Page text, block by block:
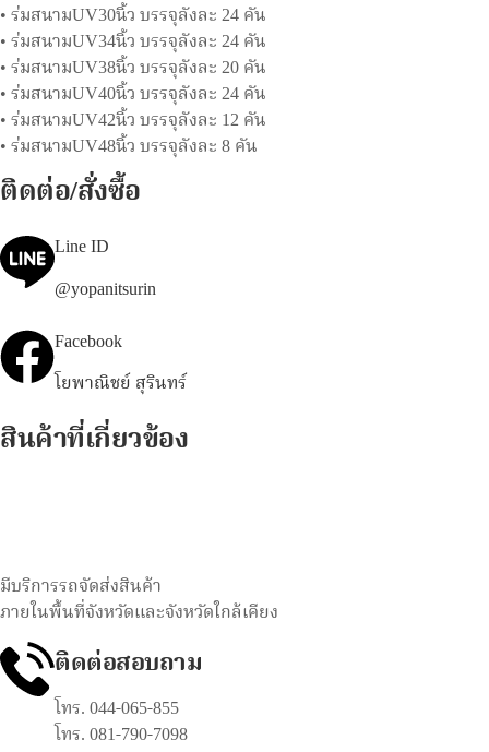
• ร่มสนามUV30นิ้ว บรรจุลังละ 24 คัน
• ร่มสนามUV34นิ้ว บรรจุลังละ 24 คัน
• ร่มสนามUV38นิ้ว บรรจุลังละ 20 คัน
• ร่มสนามUV40นิ้ว บรรจุลังละ 24 คัน
• ร่มสนามUV42นิ้ว บรรจุลังละ 12 คัน
• ร่มสนามUV48นิ้ว บรรจุลังละ 8 คัน
ติดต่อ/สั่งซื้อ
Line ID
@yopanitsurin
Facebook
โยพาณิชย์ สุรินทร์
สินค้าที่เกี่ยวข้อง
มีบริการรถจัดส่งสินค้า
ภายในพื้นที่จังหวัดและจังหวัดใกล้เคียง
ติดต่อสอบถาม
โทร. 044-065-855
โทร. 081-790-7098